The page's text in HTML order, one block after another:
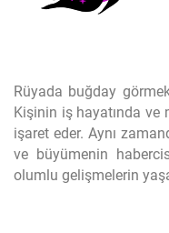
Rüyada buğday
Kişinin iş hayatında ve
işaret eder. Aynı
ve büyümenin
olumlu gelişmelerin